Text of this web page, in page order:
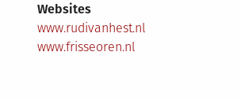
Websites
www.rudivanhest.nl
www.frisseoren.nl